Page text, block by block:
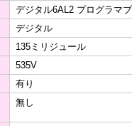
デジタル6AL2 プログラマ
デジタル
135ミリジュール
535V
有り
無し